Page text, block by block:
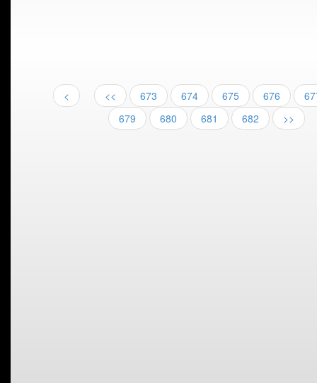
<<
< 673 674 675 676
679
680 681 682 >>